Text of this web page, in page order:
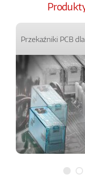
Przekaźniki PCB